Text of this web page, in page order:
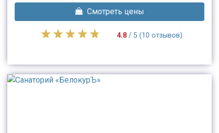
Смотреть цены
4.8/ 5 (10 отзывов)